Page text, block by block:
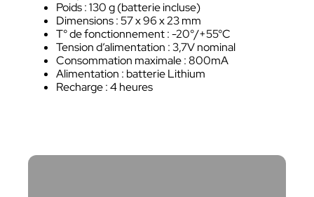
Poids : 130 g (batterie incluse)
Dimensions : 57 x 96 x 23 mm
T° de fonctionnement : -20°/+55°C
Tension d’alimentation : 3,7V nominal
Consommation maximale : 800mA
Alimentation : batterie Lithium
Recharge : 4 heures